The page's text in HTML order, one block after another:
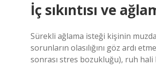
İç sıkıntısı ve
Sürekli ağlama isteği kişinin
sorunların olasılığını göz ardı
sonrası stres bozukluğu), ruh